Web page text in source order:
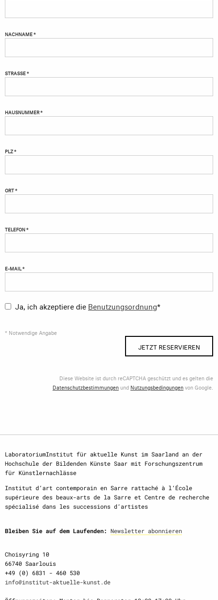
NACHNAME *
STRASSE *
HAUSNUMMER *
PLZ *
ORT *
TELEFON *
E-MAIL *
Ja, ich akzeptiere die Benutzungsordnung*
* Notwendige Angabe
JETZT RESERVIEREN
Diese Website ist durch reCAPTCHA geschützt und es gelten die
Datenschutzbestimmungen und Nutzungsbedingungenvon Google.
LaboratoriumInstitut für aktuelle Kunst im Saarland an der
Hochschule der Bildenden Künste Saar mit Forschungszentrum
für Künstlernachlässe
Institut d‘art contemporain en Sarre rattaché à l‘École
supérieure des beaux-arts de la Sarre et Centre de recherche
spécialisé dans les successions d‘artistes
Bleiben Sie auf dem Laufenden: Newsletter abonnieren
Choisyring 10
66740 Saarlouis
+49 (0) 6831 - 460 530
info@institut-aktuelle-kunst.de